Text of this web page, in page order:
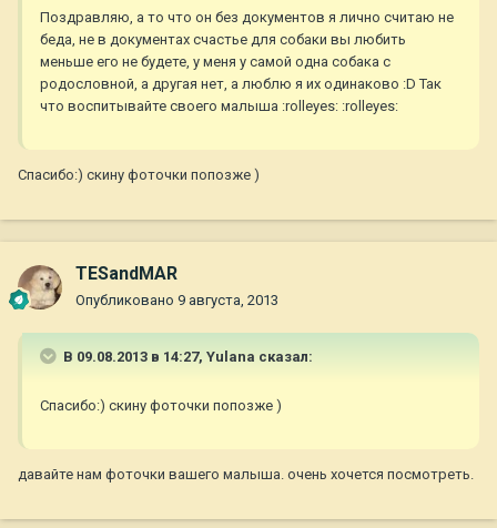
Поздравляю, а то что он без документов я лично считаю не
беда, не в документах счастье для собаки вы любить
меньше его не будете, у меня у самой одна собака с
родословной, а другая нет, а люблю я их одинаково :D Так
что воспитывайте своего малыша :rolleyes: :rolleyes:
Спасибо:) скину фоточки попозже )
TESandMAR
Опубликовано 9 августа, 2013
В 09.08.2013 в 14:27, Yulana сказал:
Спасибо:) скину фоточки попозже )
давайте нам фоточки вашего малыша. очень хочется посмотреть.